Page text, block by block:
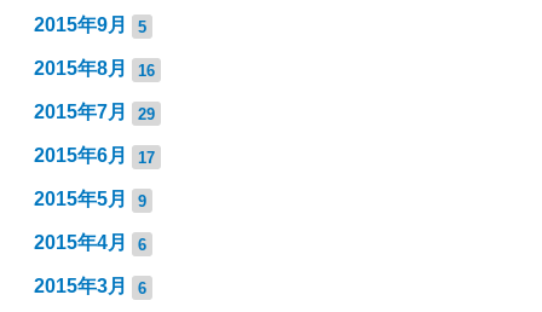
2015年9月 5
2015年8月 16
2015年7月 29
2015年6月 17
2015年5月 9
2015年4月 6
2015年3月 6